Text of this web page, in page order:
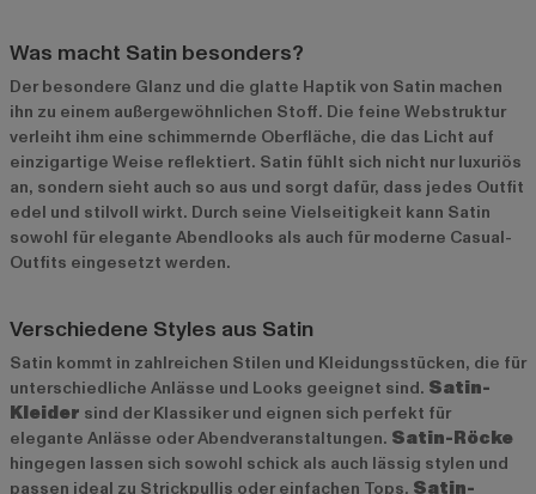
Was macht Satin besonders?
Der besondere Glanz und die glatte Haptik von Satin machen
ihn zu einem außergewöhnlichen Stoff. Die feine Webstruktur
verleiht ihm eine schimmernde Oberfläche, die das Licht auf
einzigartige Weise reflektiert. Satin fühlt sich nicht nur luxuriös
an, sondern sieht auch so aus und sorgt dafür, dass jedes Outfit
edel und stilvoll wirkt. Durch seine Vielseitigkeit kann Satin
sowohl für elegante Abendlooks als auch für moderne Casual-
Outfits eingesetzt werden.
Verschiedene Styles aus Satin
Satin kommt in zahlreichen Stilen und Kleidungsstücken, die für
unterschiedliche Anlässe und Looks geeignet sind. Satin-
Kleider sind der Klassiker und eignen sich perfekt für
elegante Anlässe oder Abendveranstaltungen. Satin-Röcke
hingegen lassen sich sowohl schick als auch lässig stylen und
passen ideal zu Strickpullis oder einfachen Tops. Satin-